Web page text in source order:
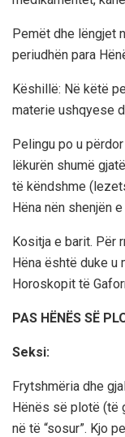
Pemët dhe lëngjet
periudhën para
Këshillë: Në këtë
materie ushqyese
Pelingu po u
lëkurën shumë
të këndshme
Hëna nën shenjën
Kositja e barit. Për
Hëna është duke u
Horoskopit të
PAS HËNËS SË
Seksi:
Frytshmëria dhe
Hënës së plotë (të
në të “sosur”. Kjo